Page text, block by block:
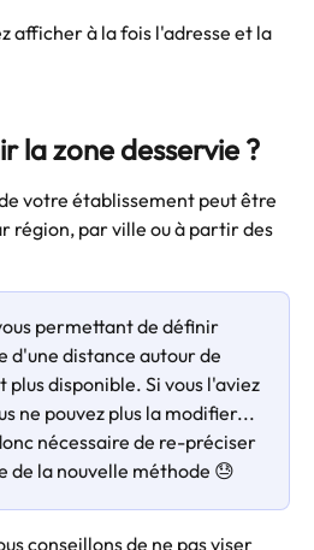
afficher à la fois l'adresse et la
la zone desservie ?
votre établissement peut être
région, par ville ou à partir des
permettant de définir
d'une distance autour de
disponible. Si vous l'aviez
ne pouvez plus la modifier...
nécessaire de re-préciser
de la nouvelle méthode 😓
conseillons de ne pas viser